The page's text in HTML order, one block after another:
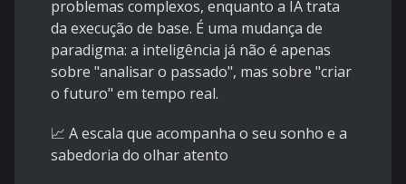
problemas complexos, enquanto a IA trata
da execução de base. É uma mudança de
paradigma: a inteligência já não é apenas
sobre "analisar o passado", mas sobre "criar
o futuro" em tempo real.
📈 A escala que acompanha o seu sonho e a
sabedoria do olhar atento